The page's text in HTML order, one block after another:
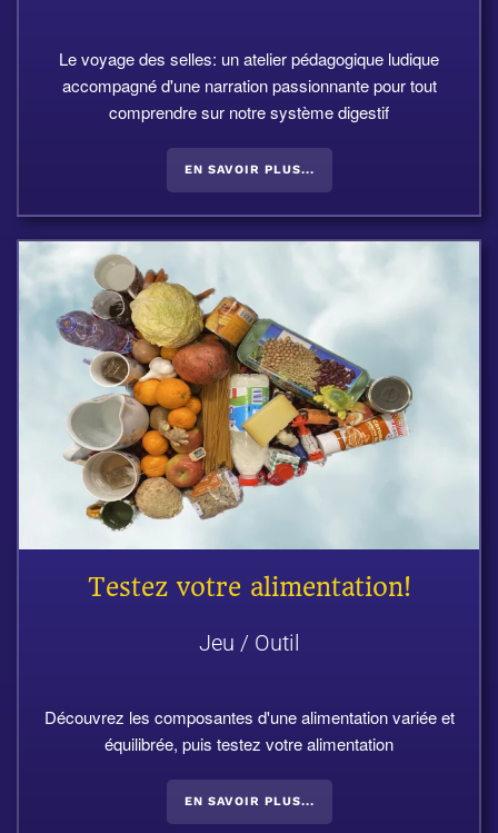
Le voyage des selles: un atelier pédagogique ludique
accompagné d'une narration passionnante pour tout
comprendre sur notre système digestif
EN SAVOIR PLUS...
Testez votre alimentation!
Jeu / Outil
Découvrez les composantes d'une alimentation variée et
équilibrée, puis testez votre alimentation
EN SAVOIR PLUS...